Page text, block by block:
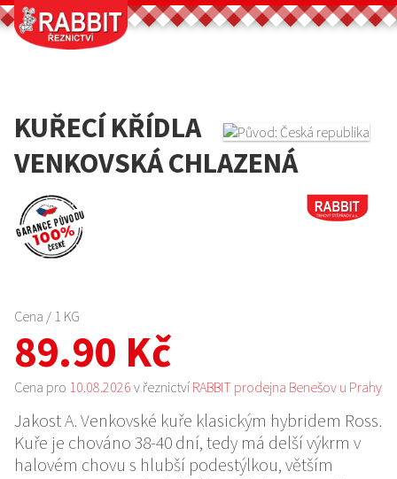
KUŘECÍ KŘÍDLA
VENKOVSKÁ CHLAZENÁ
Jakost A. Venkovské kuře klasickým hybridem Ross.
Kuře je chováno 38-40 dní, tedy má delší výkrm v
halovém chovu s hlubší podestýlkou, větším
Cena / 1 KG
89.90 Kč
Cena pro 10.08.2026 v řeznictví RABBIT prodejna Benešov u Prahy